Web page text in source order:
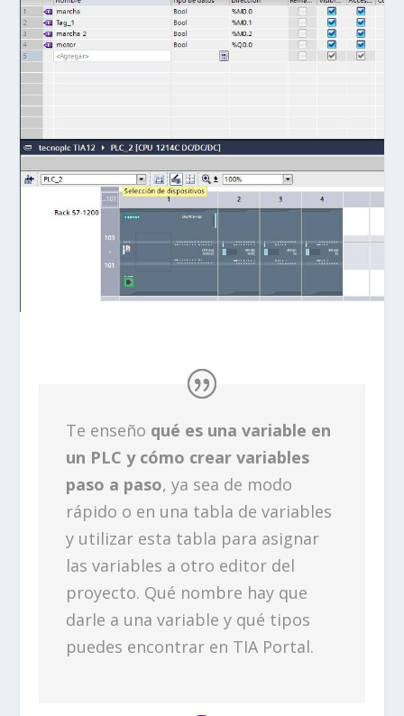
Te enseño qué es una variable en
un PLC y cómo crear variables
paso a paso, ya sea de modo
rápido o en una tabla de variables
y utilizar esta tabla para asignar
las variables a otro editor del
proyecto. Qué nombre hay que
darle a una variable y qué tipos
puedes encontrar en TIA Portal.